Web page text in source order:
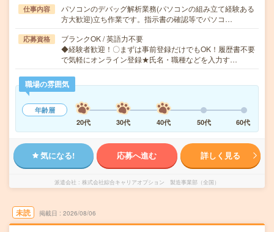
仕事内容
パソコンのデバッグ解析業務(パソコンの組み立て経験ある
方大歓迎)立ち作業です。指示書の確認等でパソコ…
応募資格
ブランクOK / 英語力不要
◆経験者歓迎！〇まずは事前登録だけでもOK！履歴書不要
で気軽にオンライン登録★氏名・職種などを入力す…
職場の雰囲気
年齢層
20代
30代 40代 50代 60代
気になる! 応募へ進む 詳しく見る
派遣会社 株式会社綜合キャリアオプション 製造事業部（全国）
未読 掲載日 2026/08/06